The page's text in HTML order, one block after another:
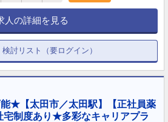
人の詳細を見る
検討リスト（要ログイン）
★【太田市／太田駅】【正社員薬
制度あり★多彩なキャリアプラ